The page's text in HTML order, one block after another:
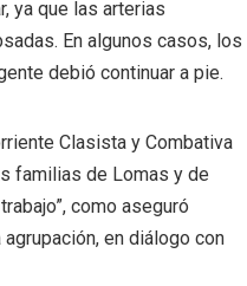
ya que las arterias
En algunos casos, los
debió continuar a pie.
Clasista y Combativa
familias de Lomas y de
como aseguró
en diálogo con